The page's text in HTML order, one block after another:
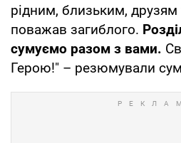
рідним, близьким, друзям
поважав загиблого.
сумуємо разом з вами.
Герою!" – резюмували